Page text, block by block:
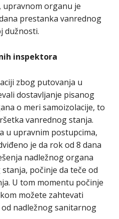
organu je
prestanka vanrednog
dužnosti.
inspektora
zbog putovanja u
dostavljanje pisanog
o meri samoizolacije, to
vanrednog stanja.
u upravnim postupcima,
je da rok od 8 dana
nadležnog organa
počinje da teče od
U tom momentu počinje
možete zahtevati
nadležnog sanitarnog